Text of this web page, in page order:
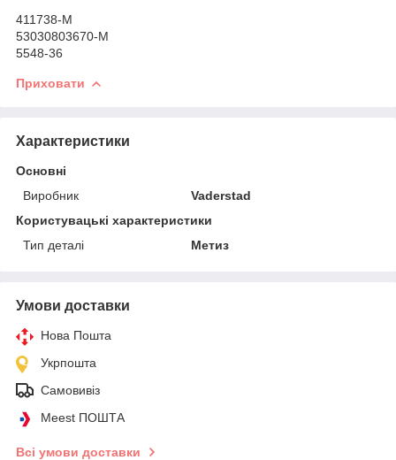
411738-M
53030803670-M
5548-36
Приховати
Характеристики
Основні
Виробник
Vaderstad
Користувацькі характеристики
Тип деталі
Метиз
Умови доставки
Нова Пошта
Укрпошта
Самовивіз
Meest ПОШТА
Всі умови доставки